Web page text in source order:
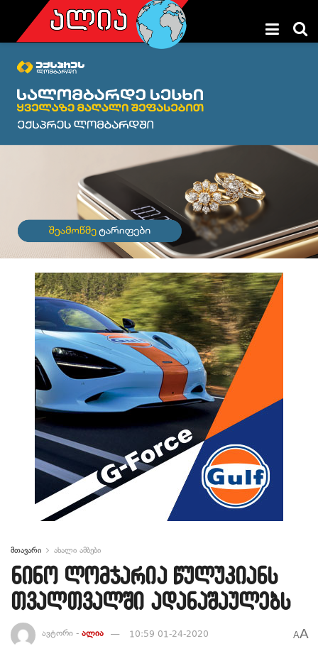
მთავარი ახალი ამბები
ნინო ლომჯარია წულუკიანს
თვალთვალში ადანაშაულებს
ავტორი - ალია 10:59 01-24-2020 AA